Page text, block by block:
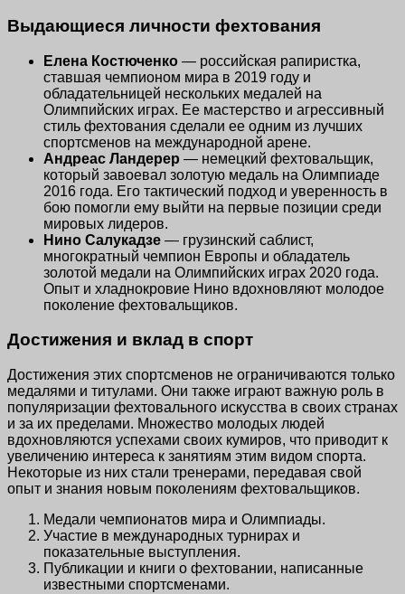
Выдающиеся личности фехтования
Елена Костюченко — российская рапиристка,
ставшая чемпионом мира в 2019 году и
обладательницей нескольких медалей на
Олимпийских играх. Ее мастерство и агрессивный
стиль фехтования сделали ее одним из лучших
спортсменов на международной арене.
Андреас Ландерер — немецкий фехтовальщик,
который завоевал золотую медаль на Олимпиаде
2016 года. Его тактический подход и уверенность в
бою помогли ему выйти на первые позиции среди
мировых лидеров.
Нино Салукадзе — грузинский саблист,
многократный чемпион Европы и обладатель
золотой медали на Олимпийских играх 2020 года.
Опыт и хладнокровие Нино вдохновляют молодое
поколение фехтовальщиков.
Достижения и вклад в спорт
Достижения этих спортсменов не ограничиваются только
медалями и титулами. Они также играют важную роль в
популяризации фехтовального искусства в своих странах
и за их пределами. Множество молодых людей
вдохновляются успехами своих кумиров, что приводит к
увеличению интереса к занятиям этим видом спорта.
Некоторые из них стали тренерами, передавая свой
опыт и знания новым поколениям фехтовальщиков.
Медали чемпионатов мира и Олимпиады.
Участие в международных турнирах и
показательные выступления.
Публикации и книги о фехтовании, написанные
известными спортсменами.